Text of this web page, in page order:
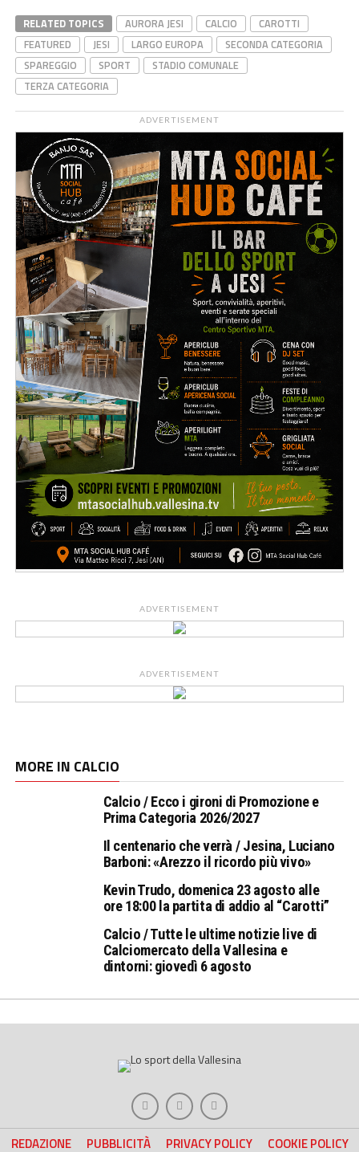
RELATED TOPICS AURORA JESI CALCIO
CAROTTI
FEATURED
JESI LARGO EUROPA
SECONDA CATEGORIA
SPAREGGIO
SPORT
STADIO COMUNALE
TERZA CATEGORIA
ADVERTISEMENT
ADVERTISEMENT
ADVERTISEMENT
MORE IN CALCIO
Calcio / Ecco i gironi di Promozione e
Prima Categoria 2026/2027
Il centenario che verrà / Jesina, Luciano
Barboni: «Arezzo il ricordo più vivo»
Kevin Trudo, domenica 23 agosto alle
ore 18:00 la partita di addio al “Carotti”
Calcio / Tutte le ultime notizie live di
Calciomercato della Vallesina e
dintorni: giovedì 6 agosto
REDAZIONE PUBBLICITÀ PRIVACY POLICY COOKIE POLICY